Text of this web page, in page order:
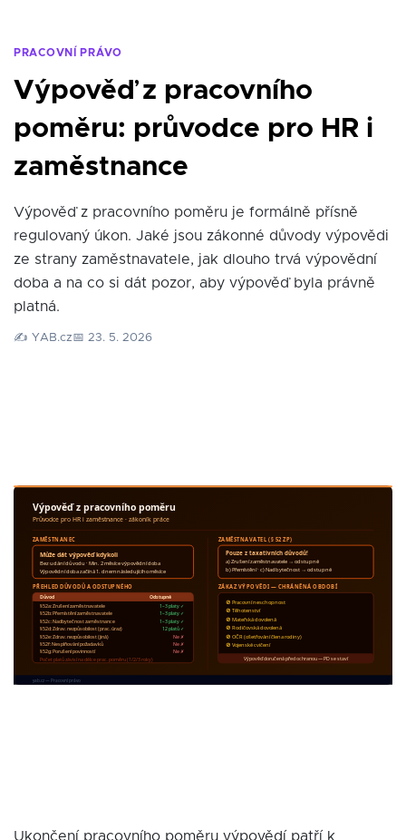
PRACOVNÍ PRÁVO
Výpověď z pracovního
poměru: průvodce pro HR i
zaměstnance
Výpověď z pracovního poměru je formálně přísně
regulovaný úkon. Jaké jsou zákonné důvody výpovědi
ze strany zaměstnavatele, jak dlouho trvá výpovědní
doba a na co si dát pozor, aby výpověď byla právně
platná.
✍️ YAB.cz📅 23. 5. 2026
Ukončení pracovního poměru výpovědí patří k